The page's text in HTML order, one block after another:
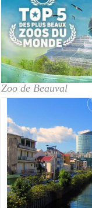
Zoo de Beauval